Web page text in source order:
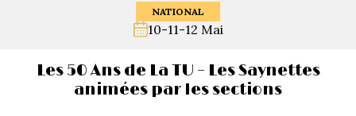
NATIONAL
10-11-12 Mai
Les 50 Ans de La TU – Les Saynettes
animées par les sections